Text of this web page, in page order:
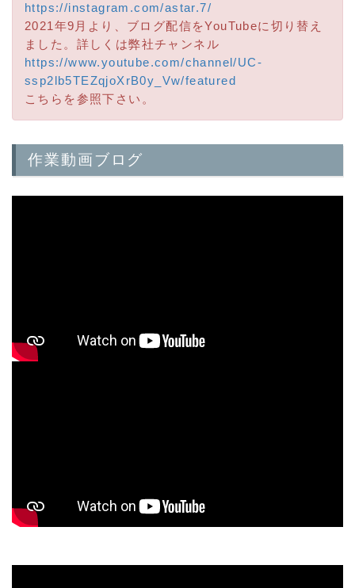
https://instagram.com/astar.7/
2021年9月より、ブログ配信をYouTubeに切り替え
ました。詳しくは弊社チャンネル
https://www.youtube.com/channel/UC-
ssp2lb5TEZqjoXrB0y_Vw/featured
こちらを参照下さい。
作業動画ブログ